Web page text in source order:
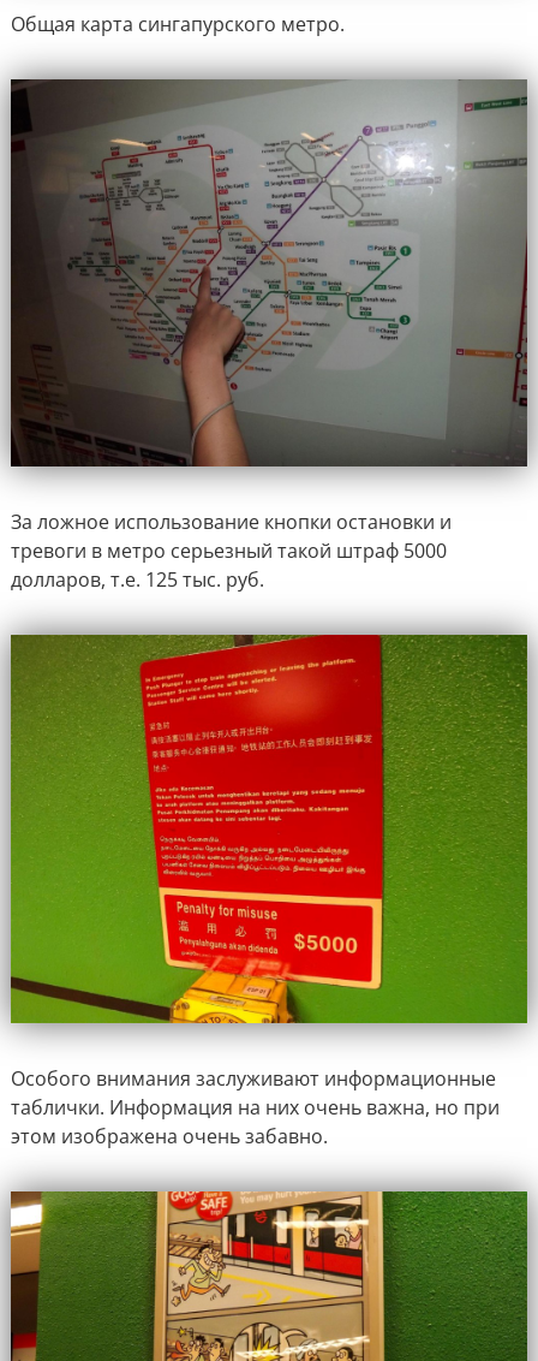
Общая карта сингапурского метро.
За ложное использование кнопки остановки и
тревоги в метро серьезный такой штраф 5000
долларов, т.е. 125 тыс. руб.
Особого внимания заслуживают информационные
таблички. Информация на них очень важна, но при
этом изображена очень забавно.